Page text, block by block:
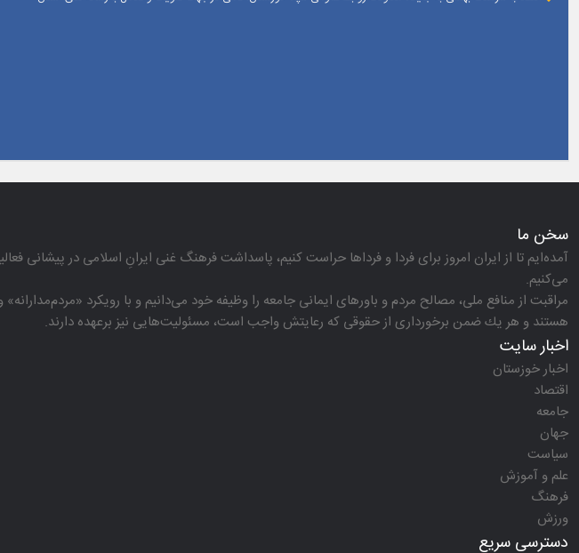
سخن ما
آمده‌ایم تا از ایران امروز برای فردا و فرداها حراست كنیم، پاسداشت فرهنگ غنی ایرانِ اسلامی در پیشانی
می‌كنیم.
مراقبت از منافع ملی، مصالح مردم و باورهای ایمانی جامعه را وظیفه خود می‌دانیم و با رویكرد
هستند و هر یك ضمن برخورداری از حقوقی كه رعایتش واجب است، مسئولیت‌هایی نیز برعهده دارند.
اخبار سایت
اخبار خوزستان
اقتصاد
جامعه
جهان
سیاست
علم و آموزش
فرهنگ
ورزش
دسترسی سریع